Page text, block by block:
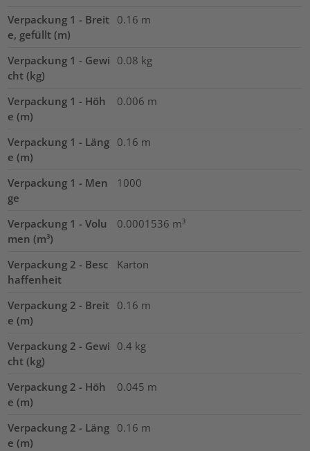
Verpackung 1 - Breit
e, gefüllt (m)
0.16 m
Verpackung 1 - Gewi
cht (kg)
0.08 kg
Verpackung 1 - Höh
e (m)
0.006 m
Verpackung 1 - Läng
e (m)
0.16 m
Verpackung 1 - Men
ge
1000
Verpackung 1 - Volu
men (m³)
0.0001536 m³
Verpackung 2 - Besc
haffenheit
Karton
Verpackung 2 - Breit
e (m)
0.16 m
Verpackung 2 - Gewi
cht (kg)
0.4 kg
Verpackung 2 - Höh
e (m)
0.045 m
Verpackung 2 - Läng
e (m)
0.16 m